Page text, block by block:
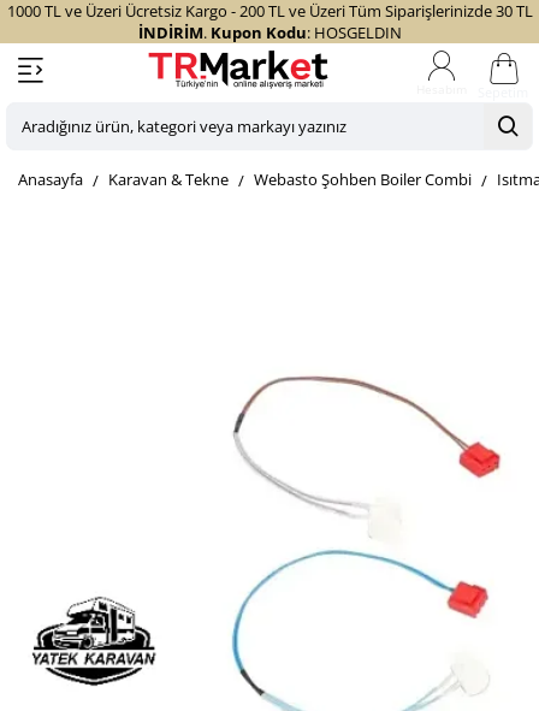
1000 TL ve Üzeri Ücretsiz Kargo - 200 TL ve Üzeri Tüm Siparişlerinizde 30 TL
İNDİRİM. Kupon Kodu: HOSGELDIN
Aradığınız
kategori
homeKaravan & Tekne Webasto Şohben Boiler Combi